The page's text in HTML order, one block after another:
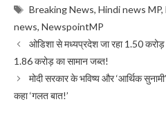
Tags
Breaking News,Hindi news MP,
news, NewspointMP
ओडिशा से मध्यप्रदेश जा रहा 1.50 करोड़
1.86 करोड़ का सामान जब्त!
मोदी सरकार के भविष्य और ‘आर्थिक
कहा ‘गलत बात!’